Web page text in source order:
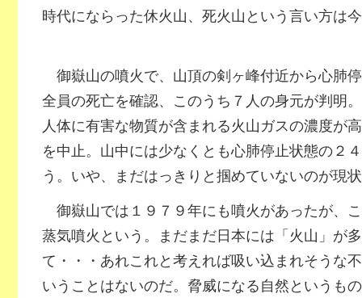
時代にならった休火山、死火山という言い方は
御嶽山の噴火で、山頂の剣ヶ峰付近から心肺
全員の死亡を確認、このうち７人の身元が判明
人体に有害な物質が含まれる火山ガスの濃度が
を中止。山中には少なくとも心肺停止状態の２
う。いや、まだはっきりと掴めていないのが現
御嶽山では１９７９年にも噴火があったが、
蒸気噴火という。まだまだ日本には「火山」が
て・・・あれこれと考えれば吸い込まれそうな
いうことはないのだ。脅威になる自然というも